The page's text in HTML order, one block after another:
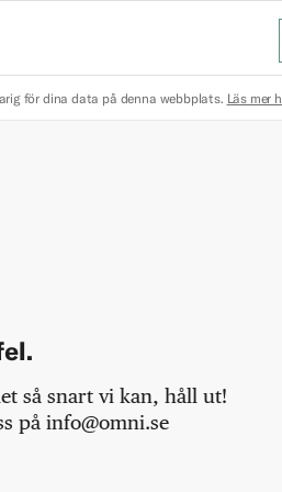
för dina data på denna webbplats. Läs mer
så snart vi kan, håll ut!
på info@omni.se